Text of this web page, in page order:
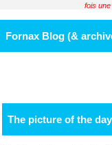
fois une
Fornax Blog (&
The picture of the